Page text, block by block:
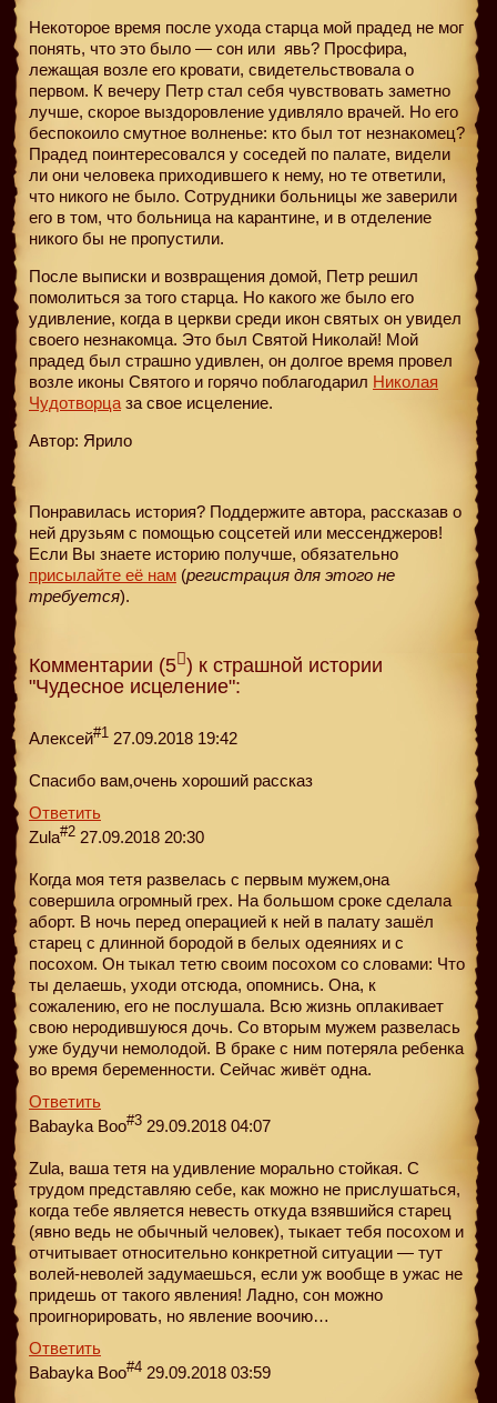
Некоторое время после ухода старца мой прадед не мог
понять, что это было — сон или явь? Просфира,
лежащая возле его кровати, свидетельствовала о
первом. К вечеру Петр стал себя чувствовать заметно
лучше, скорое выздоровление удивляло врачей. Но его
беспокоило смутное волненье: кто был тот незнакомец?
Прадед поинтересовался у соседей по палате, видели
ли они человека приходившего к нему, но те ответили,
что никого не было. Сотрудники больницы же заверили
его в том, что больница на карантине, и в отделение
никого бы не пропустили.
После выписки и возвращения домой, Петр решил
помолиться за того старца. Но какого же было его
удивление, когда в церкви среди икон святых он увидел
своего незнакомца. Это был Святой Николай! Мой
прадед был страшно удивлен, он долгое время провел
возле иконы Святого и горячо поблагодарил Николая
Чудотворца за свое исцеление.
Автор: Ярило
Понравилась история? Поддержите автора, рассказав о
ней друзьям с помощью соцсетей или мессенджеров!
Если Вы знаете историю получше, обязательно
присылайте её нам (регистрация для этого не
требуется).
Комментарии (5 ) к страшной истории
"Чудесное исцеление":
Алексей#1 27.09.2018 19:42
Спасибо вам,очень хороший рассказ
Ответить
Zula#2 27.09.2018 20:30
Когда моя тетя развелась с первым мужем,она
совершила огромный грех. На большом сроке сделала
аборт. В ночь перед операцией к ней в палату зашёл
старец с длинной бородой в белых одеяниях и с
посохом. Он тыкал тетю своим посохом со словами: Что
ты делаешь, уходи отсюда, опомнись. Она, к
сожалению, его не послушала. Всю жизнь оплакивает
свою неродившуюся дочь. Со вторым мужем развелась
уже будучи немолодой. В браке с ним потеряла ребенка
во время беременности. Сейчас живёт одна.
Ответить
Babayka Boo#3 29.09.2018 04:07
Zula, ваша тетя на удивление морально стойкая. С
трудом представляю себе, как можно не прислушаться,
когда тебе является невесть откуда взявшийся старец
(явно ведь не обычный человек), тыкает тебя посохом и
отчитывает относительно конкретной ситуации — тут
волей-неволей задумаешься, если уж вообще в ужас не
придешь от такого явления! Ладно, сон можно
проигнорировать, но явление воочию…
Ответить
Babayka Boo#4 29.09.2018 03:59